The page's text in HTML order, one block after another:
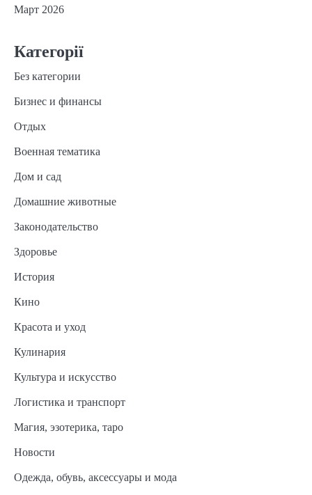
Март 2026
Категорії
Без категории
Бизнес и финансы
Отдых
Военная тематика
Дом и сад
Домашние животные
Законодательство
Здоровье
История
Кино
Красота и уход
Кулинария
Культура и искусство
Логистика и транспорт
Магия, эзотерика, таро
Новости
Одежда, обувь, аксессуары и мода